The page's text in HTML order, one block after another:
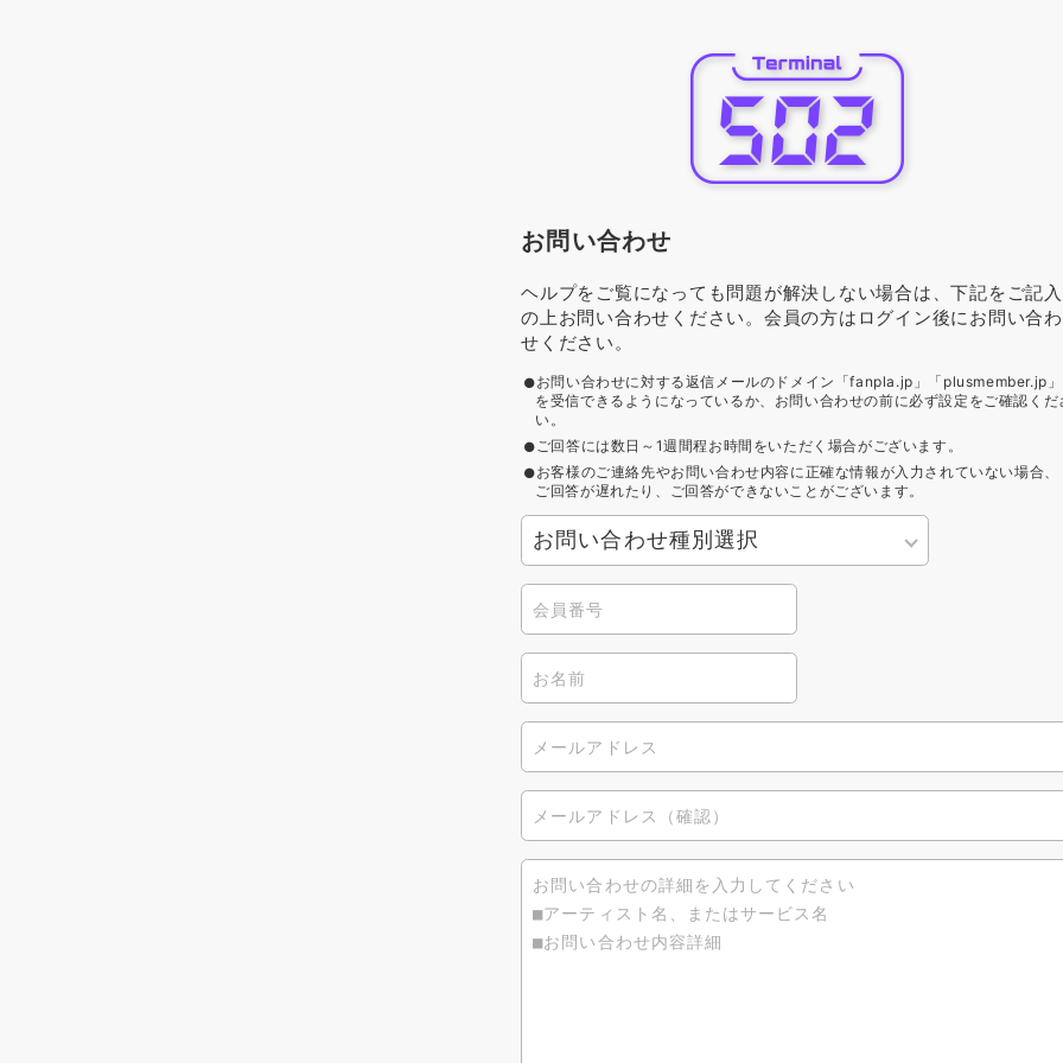
お問い合わせ
ヘルプをご覧になっても問題が解決しない場合は、下記をご記入
の上お問い合わせください。会員の方はログイン後にお問い合わ
せください。
お問い合わせに対する返信メールのドメイン「fanpla.jp」「plusmember.jp」
を受信できるようになっているか、お問い合わせの前に必ず設定をご確認くだ
い。
ご回答には数日～1週間程お時間をいただく場合がございます。
お客様のご連絡先やお問い合わせ内容に正確な情報が入力されていない場合、
ご回答が遅れたり、ご回答ができないことがございます。